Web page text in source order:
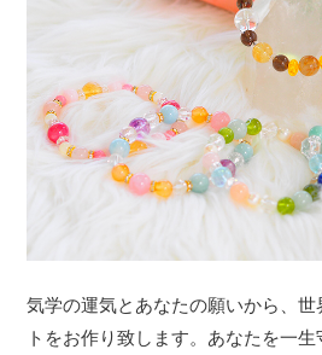
気学の運気とあなたの願いから、
トをお作り致します。あなたを一